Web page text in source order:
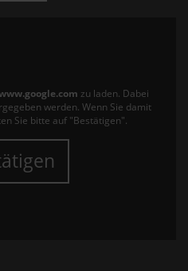
zu laden. Dabei
werden. Wenn Sie damit
Sie bitte auf "Bestätigen".